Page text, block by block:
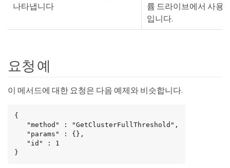
나타냅니다
륨 드라이브에서 사용
입니다.
요청 예
이 메서드에 대한 요청은 다음 예제와 비슷합니다.
{
}